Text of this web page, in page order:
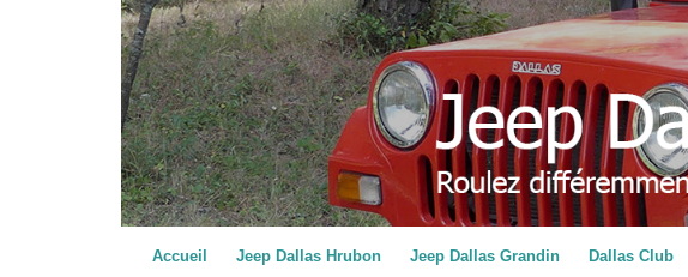
Accueil Jeep Dallas Hrubon Jeep Dallas Grandin Dallas Club